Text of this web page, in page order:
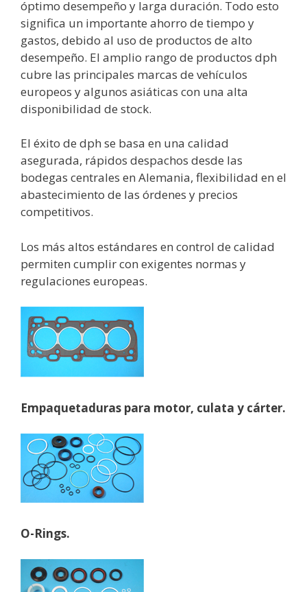
óptimo desempeño y larga duración. Todo esto
significa un importante ahorro de tiempo y
gastos, debido al uso de productos de alto
desempeño. El amplio rango de productos dph
cubre las principales marcas de vehículos
europeos y algunos asiáticas con una alta
disponibilidad de stock.
El éxito de dph se basa en una calidad
asegurada, rápidos despachos desde las
bodegas centrales en Alemania, flexibilidad en el
abastecimiento de las órdenes y precios
competitivos.
Los más altos estándares en control de calidad
permiten cumplir con exigentes normas y
regulaciones europeas.
Empaquetaduras para motor, culata y cárter.
O-Rings.